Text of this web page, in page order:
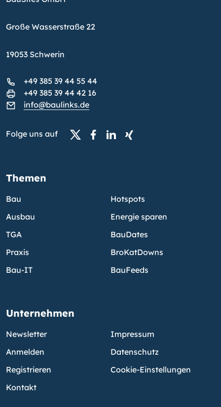
Große Wasserstraße 22
19053 Schwerin
+49 385 39 44 55 44
+49 385 39 44 42 16
info@baulinks.de
Folge uns auf
Themen
Bau
Ausbau
TGA
Praxis
Bau-IT
Hotspots
Energie sparen
BauDates
BroKatDowns
BauFeeds
Unternehmen
Newsletter
Anmelden
Registrieren
Kontakt
Impressum
Datenschutz
Cookie-Einstellungen